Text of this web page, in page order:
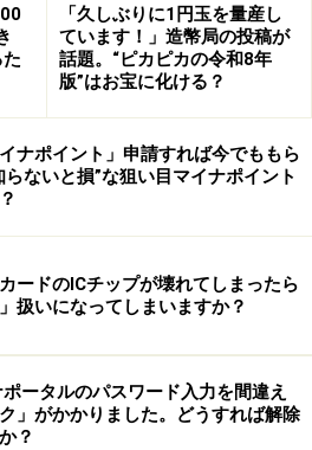
です。刷り始めて3000枚目の紙
番号のものはなかなか市場には
、一般的に若い番号のものは関
るケースが多いからです。
1ケタの番号のものはまずオー
ん。出てくるとしたら、今回の
。もしこれ以上の若い番号がオ
すれば、それは後から増刷され
タイプの紙幣でしょう。
や両替で出てくることも
「久しぶりに1円玉を量産し
ています！」造幣局の投稿が
話題。“ピカピカの令和8年
版”はお宝に化ける？
ナポイント」申請すれば今でももら
らないと損”な狙い目マイナポイント
ードのICチップが壊れてしまったら
」扱いになってしまいますか？
ータルのパスワード入力を間違え
」がかかりました。どうすれば解除
？